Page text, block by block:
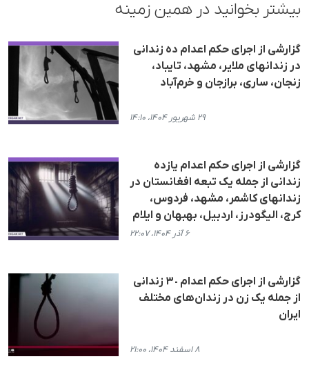
بیشتر بخوانید در همین زمینه
گزارشی از اجرای حکم اعدام دە زندانی
در زندانهای ملایر، مشهد، تایباد،
زنجان، ساری، برازجان و خرم‌آباد
۲۹ شهریور ۱۴۰۴، ۱۴:۱۰
گزارشی از اجرای حکم اعدام یازدە
زندانی از جملە یک تبعە افغانستان در
زندانهای کاشمر، مشهد، فردوس،
کرج، الیگودرز، اردبیل، بهبهان و ایلام
۶ آذر ۱۴۰۴، ۲۲:۰۷
گزارشی از اجرای حکم اعدام ٣٠ زندانی
از جملە یک زن در زندان‌های مختلف
ایران
۸ اسفند ۱۴۰۴، ۲۱:۰۰